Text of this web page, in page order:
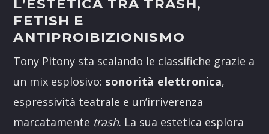
L’ESTETICA TRA TRASH,
FETISH E
ANTIPROIBIZIONISMO
Tony Pitony sta scalando le classifiche grazie a
un mix esplosivo: sonorità elettronica,
espressività teatrale e un’irriverenza
marcatamente trash. La sua estetica esplora